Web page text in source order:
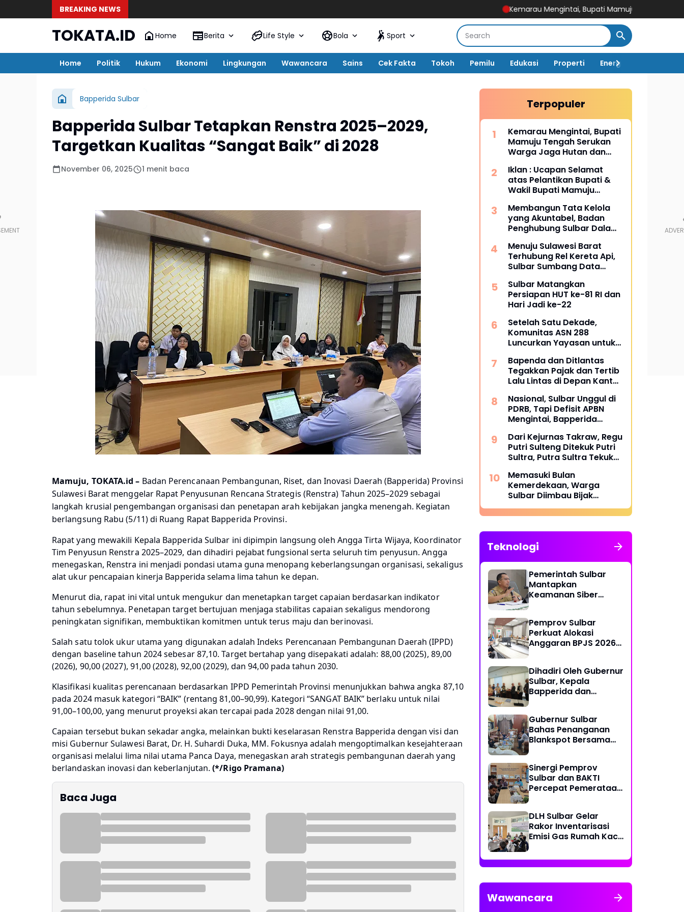
BREAKING NEWS Kemarau Mengintai, Bupati Mamuju Tengah Serukan
TOKATA.ID Home Berita Life Style Bola Sport
Home Politik Hukum Ekonomi Lingkungan Wawancara Sains Cek Fakta Tokoh Pemilu Edukasi Properti Energi
Bapperida Sulbar
Bapperida Sulbar Tetapkan Renstra 2025–2029,
Targetkan Kualitas “Sangat Baik” di 2028
November 06, 2025 1 menit baca
Mamuju, TOKATA.id – Badan Perencanaan Pembangunan, Riset, dan Inovasi Daerah (Bapperida) Provinsi
Sulawesi Barat menggelar Rapat Penyusunan Rencana Strategis (Renstra) Tahun 2025–2029 sebagai
langkah krusial pengembangan organisasi dan penetapan arah kebijakan jangka menengah. Kegiatan
berlangsung Rabu (5/11) di Ruang Rapat Bapperida Provinsi.
Rapat yang mewakili Kepala Bapperida Sulbar ini dipimpin langsung oleh Angga Tirta Wijaya, Koordinator
Tim Penyusun Renstra 2025–2029, dan dihadiri pejabat fungsional serta seluruh tim penyusun. Angga
menegaskan, Renstra ini menjadi pondasi utama guna menopang keberlangsungan organisasi, sekaligus
alat ukur pencapaian kinerja Bapperida selama lima tahun ke depan.
Menurut dia, rapat ini vital untuk mengukur dan menetapkan target capaian berdasarkan indikator
tahun sebelumnya. Penetapan target bertujuan menjaga stabilitas capaian sekaligus mendorong
peningkatan signifikan, membuktikan komitmen untuk terus maju dan berinovasi.
Salah satu tolok ukur utama yang digunakan adalah Indeks Perencanaan Pembangunan Daerah (IPPD)
dengan baseline tahun 2024 sebesar 87,10. Target bertahap yang disepakati adalah: 88,00 (2025), 89,00
(2026), 90,00 (2027), 91,00 (2028), 92,00 (2029), dan 94,00 pada tahun 2030.
Klasifikasi kualitas perencanaan berdasarkan IPPD Pemerintah Provinsi menunjukkan bahwa angka 87,10
pada 2024 masuk kategori “BAIK” (rentang 81,00–90,99). Kategori “SANGAT BAIK” berlaku untuk nilai
91,00–100,00, yang menurut proyeksi akan tercapai pada 2028 dengan nilai 91,00.
Capaian tersebut bukan sekadar angka, melainkan bukti keselarasan Renstra Bapperida dengan visi dan
misi Gubernur Sulawesi Barat, Dr. H. Suhardi Duka, MM. Fokusnya adalah mengoptimalkan kesejahteraan
organisasi melalui lima nilai utama Panca Daya, menegaskan arah strategis pembangunan daerah yang
berlandaskan inovasi dan keberlanjutan.(*/Rigo Pramana)
Baca Juga
Terpopuler
Kemarau Mengintai, Bupati
Mamuju Tengah Serukan
Warga Jaga Hutan dan
Iklan : Ucapan Selamat
atas Pelantikan Bupati &
Wakil Bupati Mamuju
Membangun Tata Kelola
yang Akuntabel, Badan
Penghubung Sulbar Dalami
Jasa
Menuju Sulawesi Barat
Terhubung Rel Kereta Api,
Sulbar Sumbang Data
Sulbar Matangkan
Persiapan HUT ke-81 RI dan
Hari Jadi ke-22
Setelah Satu Dekade,
Komunitas ASN 288
Luncurkan Yayasan untuk
Kesehatan
Bapenda dan Ditlantas
Tegakkan Pajak dan Tertib
Lalu Lintas di Depan Kantor
Nasional, Sulbar Unggul di
PDRB, Tapi Defisit APBN
Mengintai, Bapperida
Dari Kejurnas Takraw, Regu
Putri Sulteng Ditekuk Putri
Sultra, Putra Sultra Tekuk
Memasuki Bulan
Kemerdekaan, Warga
Sulbar Diimbau Bijak
Menyaring Informasi Digital
Teknologi
Pemerintah Sulbar
Mantapkan
Keamanan Siber
Enam Kabupaten
Pemprov Sulbar
Perkuat Alokasi
Anggaran BPJS 2026
Dihadiri Oleh Gubernur
Sulbar, Kepala
Bapperida dan
Titik Akses Internet
Gubernur Sulbar
Bahas Penanganan
Blankspot Bersama
Sinergi Pemprov
Sulbar dan BAKTI
Percepat Pemerataan
DLH Sulbar Gelar
Rakor Inventarisasi
Emisi Gas Rumah Kaca
Wawancara